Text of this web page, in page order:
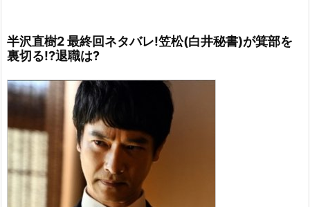
半沢直樹2 最終回ネタバレ!笠松(白井秘書)が箕部を
裏切る!?退職は?